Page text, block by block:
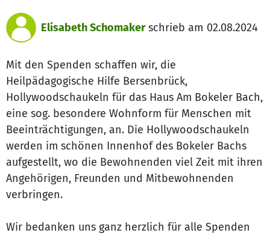
Elisabeth Schomakerschrieb am 02.08.2024
Mit den Spenden schaffen wir, die
Heilpädagogische Hilfe Bersenbrück,
Hollywoodschaukeln für das Haus Am Bokeler Bach,
eine sog. besondere Wohnform für Menschen mit
Beeinträchtigungen, an. Die Hollywoodschaukeln
werden im schönen Innenhof des Bokeler Bachs
aufgestellt, wo die Bewohnenden viel Zeit mit ihren
Angehörigen, Freunden und Mitbewohnenden
verbringen.
Wir bedanken uns ganz herzlich für alle Spenden